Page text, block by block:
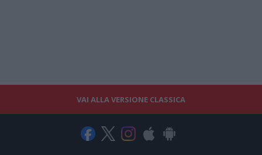
VAI ALLA VERSIONE CLASSICA